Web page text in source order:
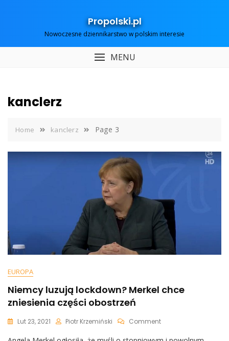
Propolski.pl
Nowoczesne dziennikarstwo w polskim interesie
MENU
kanclerz
Home kanclerz Page 3
EUROPA
Niemcy luzują lockdown? Merkel chce
zniesienia części obostrzeń
Lut 23, 2021 Piotr Krzemiński CommentOn